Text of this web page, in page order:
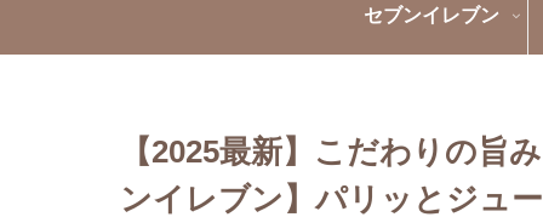
セブンイレブン
【2025最新】こだわりの
ンイレブン】パリッとジュ